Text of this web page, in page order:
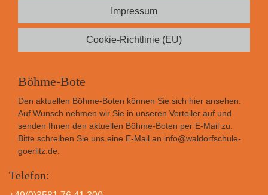
Impressum
Cookie-Richtlinie (EU)
Böhme-Bote
Den aktuellen Böhme-Boten können Sie sich hier ansehen.
Auf Wunsch nehmen wir Sie in unseren Verteiler auf und
senden Ihnen den aktuellen Böhme-Boten per E-Mail zu.
Bitte schreiben Sie uns eine E-Mail an info@waldorfschule-
goerlitz.de.
Telefon: